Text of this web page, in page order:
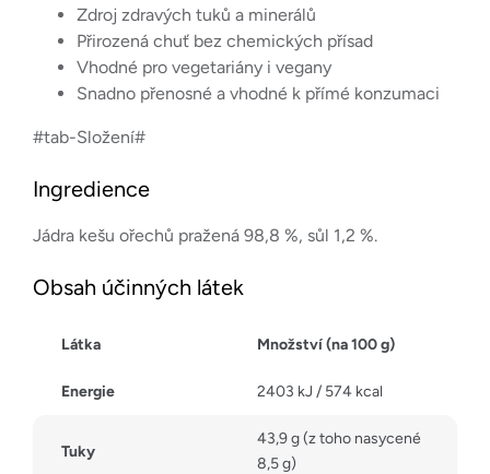
Zdroj zdravých tuků a minerálů
Přirozená chuť bez chemických přísad
Vhodné pro vegetariány i vegany
Snadno přenosné a vhodné k přímé konzumaci
#tab-Složení#
Ingredience
Jádra kešu ořechů pražená 98,8 %, sůl 1,2 %.
Obsah účinných látek
Látka Množství (na 100 g)
Energie 2403 kJ / 574 kcal
Tuky
43,9 g (z toho nasycené
8,5 g)